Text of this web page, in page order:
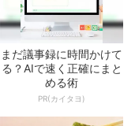
まだ議事録に時間かけて
る？AIで速く正確にまと
める術
PR(カイタヨ)